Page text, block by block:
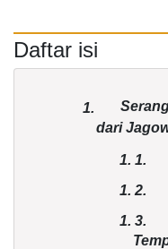
Daftar isi
1.
dari
1. 1.
1. 2.
1. 3.